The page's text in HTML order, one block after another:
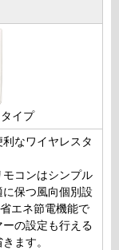
イプ
なワイヤレスタ
モコンはシンプル
保つ風向個別設
エネ節電機能で
の設定も行える
ます。